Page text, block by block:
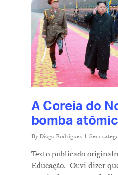
A Coreia do
bomba
By Diogo Rodriguez Sem
Texto publicado
Educação. Ouvi dizer